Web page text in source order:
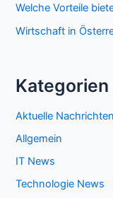
Welche Vorteile
Wirtschaft in
Kategorien
Aktuelle
Allgemein
IT News
Technologie News